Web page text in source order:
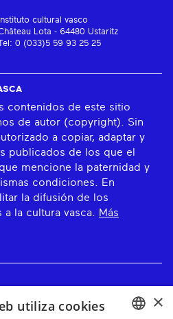
Instituto cultural vasco
Lota - 64480 Ustaritz
0 (033)5 59 93 25 25
contenidos de este sitio
de autor (copyright). Sin
a copiar, adaptar y
publicados de los que el
mencione la paternidad y
condiciones. En
la difusión de los
la cultura vasca.
Más
×
utiliza cookies